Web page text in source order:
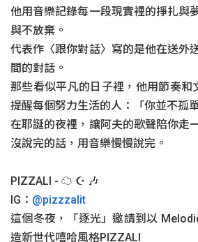
他用音樂記錄每一段現實裡的掙扎與
與不放棄。
代表作〈跟你對話〉寫的是他在送外
間的對話。
那些看似平凡的日子裡，他用節奏
提醒每個努力生活的人：「你並不孤
在耶誕的夜裡，讓阿夫的歌聲陪你走
沒說完的話，用音樂慢慢說完。
PIZZALI - ☁︎ ☪︎ 🎶
IG： @pizzzalit
這個冬夜，「逐光」邀請到以
造新世代嘻哈風格PIZZALI